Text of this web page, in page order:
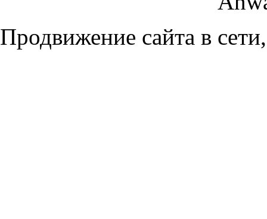
Продвижение сайта в